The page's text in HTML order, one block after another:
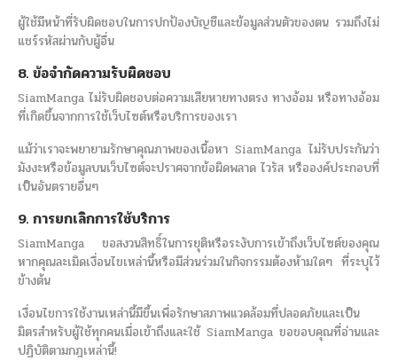
ผู้ใช้มีหน้าที่รับผิดชอบในการปกป้องบัญชีและข้อมูลส่วนตัวของตน รวมถึงไม่
แชร์รหัสผ่านกับผู้อื่น
8. ข้อจำกัดความรับผิดชอบ
SiamManga ไม่รับผิดชอบต่อความเสียหายทางตรง ทางอ้อม หรือทางอ้อม
ที่เกิดขึ้นจากการใช้เว็บไซต์หรือบริการของเรา
แม้ว่าเราจะพยายามรักษาคุณภาพของเนื้อหา SiamManga ไม่รับประกันว่า
มังงะหรือข้อมูลบนเว็บไซต์จะปราศจากข้อผิดพลาด ไวรัส หรือองค์ประกอบที่
เป็นอันตรายอื่นๆ
9. การยกเลิกการใช้บริการ
SiamManga ขอสงวนสิทธิ์ในการยุติหรือระงับการเข้าถึงเว็บไซต์ของคุณ
หากคุณละเมิดเงื่อนไขเหล่านี้หรือมีส่วนร่วมในกิจกรรมต้องห้ามใดๆ ที่ระบุไว้
ข้างต้น
เงื่อนไขการใช้งานเหล่านี้มีขึ้นเพื่อรักษาสภาพแวดล้อมที่ปลอดภัยและเป็น
มิตรสำหรับผู้ใช้ทุกคนเมื่อเข้าถึงและใช้ SiamManga ขอขอบคุณที่อ่านและ
ปฏิบัติตามกฎเหล่านี้!